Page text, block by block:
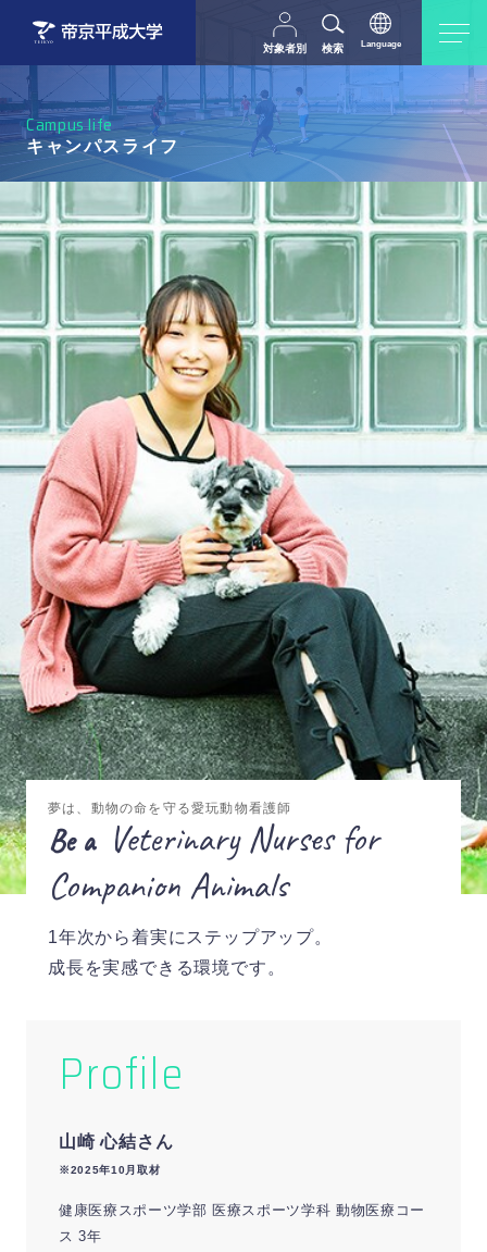
対象者別
受験生の方 在学生・教職員の方
父母等の方
検索 Language
日本語 English
Campus life
キャンパスライフ
夢は、動物の命を守る愛玩動物看護師
Be a Veterinary Nurses for
Companion Animals
1年次から着実にステップアップ。
成長を実感できる環境です。
Profile
山崎 心結さん
※2025年10月取材
健康医療スポーツ学部 医療スポーツ学科 動物医療コー
ス 3年